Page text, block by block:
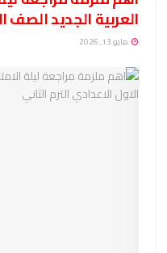
العربية الجديد الصف
مايو 13, 2026